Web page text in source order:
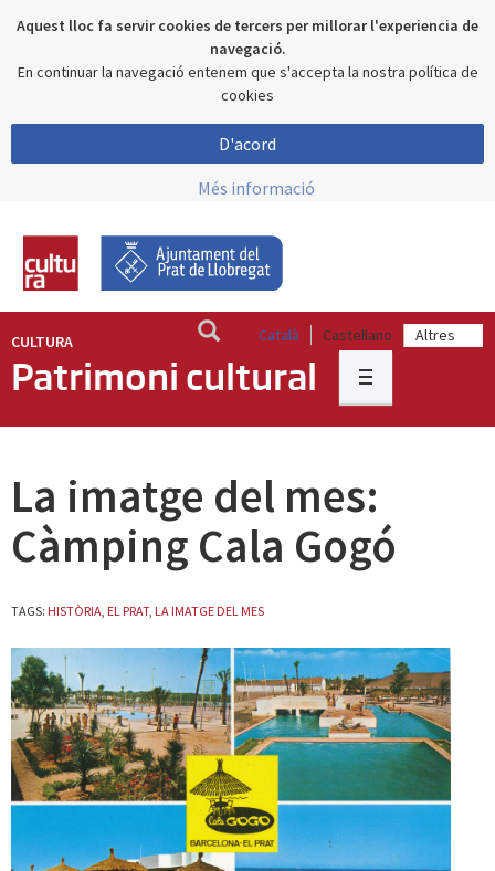
Aquest lloc fa servir cookies de tercers per millorar l'experiencia de
navegació.
En continuar la navegació entenem que s'accepta la nostra política de
cookies
D'acord
Més informació
Català Castellano
CULTURA
Patrimoni cultural
La imatge del mes:
Càmping Cala Gogó
TAGS: HISTÒRIA, EL PRAT, LA IMATGE DEL MES